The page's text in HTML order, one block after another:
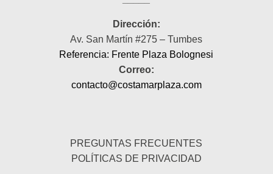
Dirección:
Av. San Martín #275 – Tumbes
Referencia: Frente Plaza Bolognesi
Correo:
contacto@costamarplaza.com
PREGUNTAS FRECUENTES
POLÍTICAS DE PRIVACIDAD